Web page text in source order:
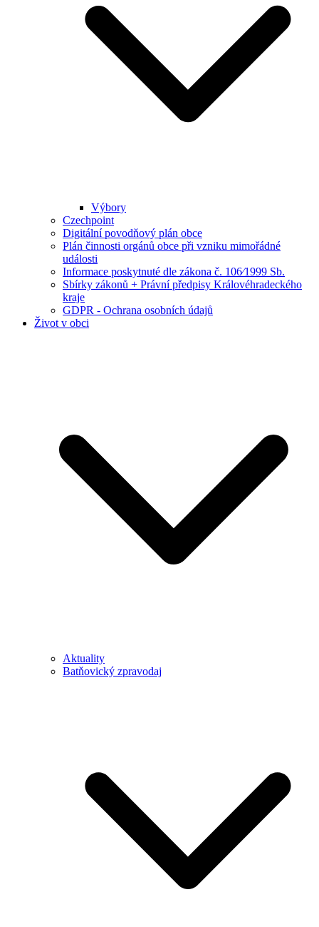
Výbory
Czechpoint
Digitální povodňový plán obce
Plán činnosti orgánů obce při vzniku mimořádné
události
Informace poskytnuté dle zákona č. 106⁄1999 Sb.
Sbírky zákonů + Právní předpisy Královéhradeckého
kraje
GDPR - Ochrana osobních údajů
Život v obci
Aktuality
Batňovický zpravodaj